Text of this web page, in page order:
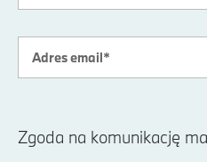
Zgoda na komunikację